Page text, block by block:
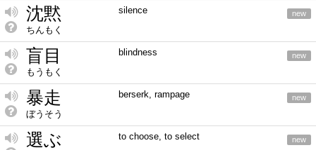
沈黙
ちんもく
silence new
盲目
もうもく
blindness new
暴走
ぼうそう
berserk, rampage new
選ぶ to choose, to select new